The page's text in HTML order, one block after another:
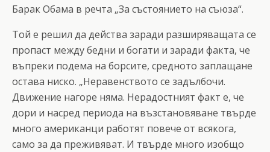
Барак Обама в речта „За състоянието на съюза“.
Той е решил да действа заради разширяващата се
пропаст между бедни и богати и заради факта, че
въпреки подема на борсите, средното заплащане
остава ниско. „Неравенството се задълбочи.
Движение нагоре няма. Нерадостният факт е, че
дори и насред периода на възстановяване твърде
много американци работят повече от всякога,
само за да преживяват. И твърде много изобщо